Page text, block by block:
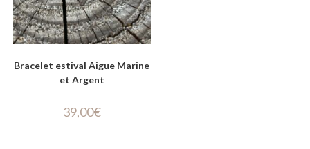
Bracelet estival Aigue Marine
et Argent
39,00€